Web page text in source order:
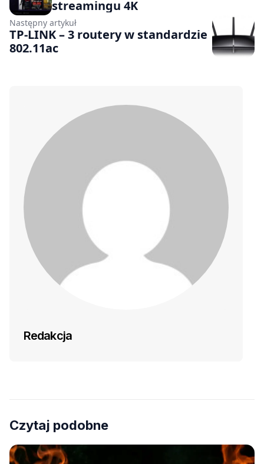
streamingu 4K
Następny artykuł
TP-LINK – 3 routery w standardzie
802.11ac
Redakcja
Czytaj podobne